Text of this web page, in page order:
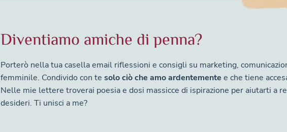
Diventiamo amiche di penna?
Porterò nella tua casella email riflessioni e consigli su marketing,
femminile. Condivido con tesolo ciò che amo ardentementee che tiene
Nelle mie lettere troverai poesia e dosi massicce di ispirazione per aiutarti a
desideri. Ti unisci a me?